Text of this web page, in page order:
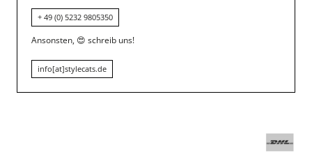
+ 49 (0) 5232 9805350
Ansonsten, 😍 schreib uns!
info[at]stylecats.de